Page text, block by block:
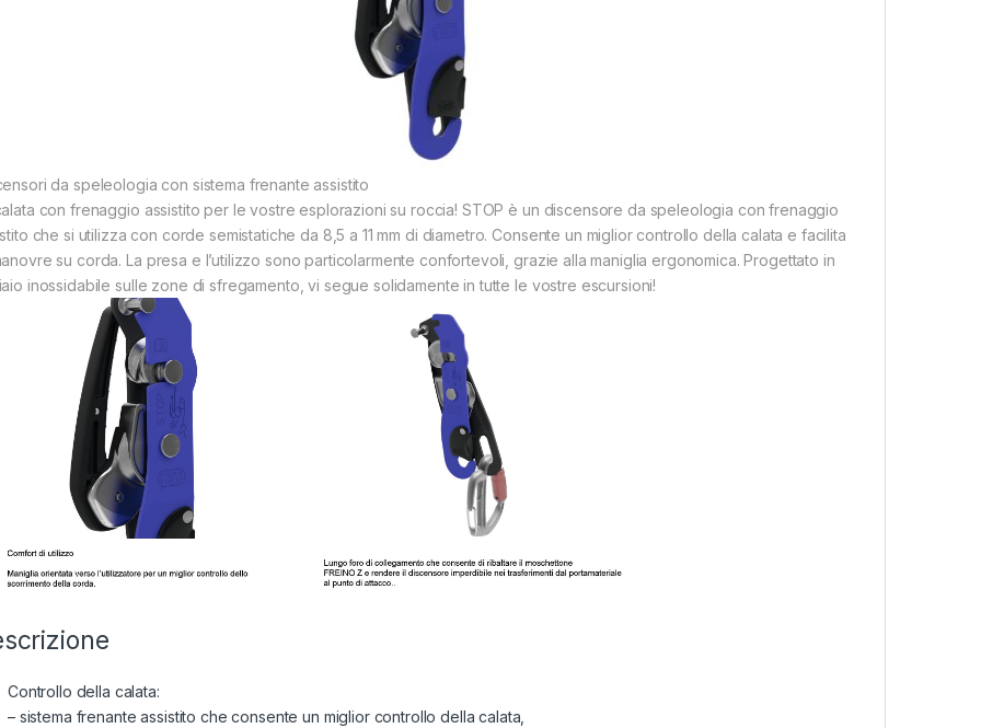
da speleologia con sistema frenante assistito
con frenaggio assistito per le vostre esplorazioni su roccia! STOP è un discensore da speleologia con frenaggio
che si utilizza con corde semistatiche da 8,5 a 11 mm di diametro. Consente un miglior controllo della calata e facilita
su corda. La presa e l’utilizzo sono particolarmente confortevoli, grazie alla maniglia ergonomica. Progettato in
inossidabile sulle zone di sfregamento, vi segue solidamente in tutte le vostre escursioni!
Controllo della calata:
– sistema frenante assistito che consente un miglior controllo della calata,